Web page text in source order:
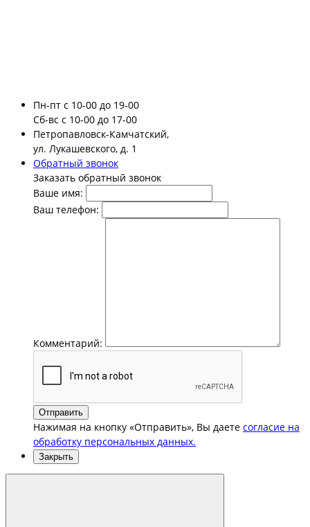
Пн-пт с 10-00 до 19-00
Сб-вс с 10-00 до 17-00
Петропавловск-Камчатский,
ул. Лукашевского, д. 1
Обратный звонок
Заказать обратный звонок
Ваше имя:
Ваш телефон:
Комментарий:
Отправить
Нажимая на кнопку «Отправить», Вы даете согласие на
обработку персональных данных.
Закрыть